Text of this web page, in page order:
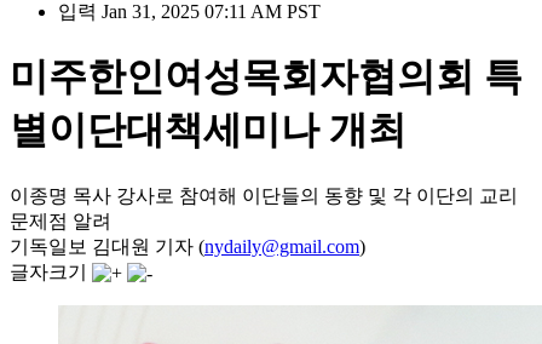
입력 Jan 31, 2025 07:11 AM PST
미주한인여성목회자협의회 특
별이단대책세미나 개최
이종명 목사 강사로 참여해 이단들의 동향 및 각 이단의 교리
문제점 알려
기독일보 김대원 기자 (nydaily@gmail.com)
글자크기